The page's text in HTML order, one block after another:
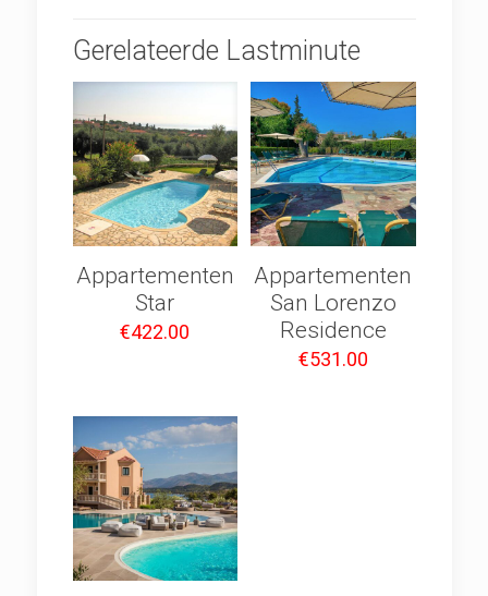
Gerelateerde Lastminute
Appartementen
Star
€422.00
Appartementen
San Lorenzo
Residence
€531.00